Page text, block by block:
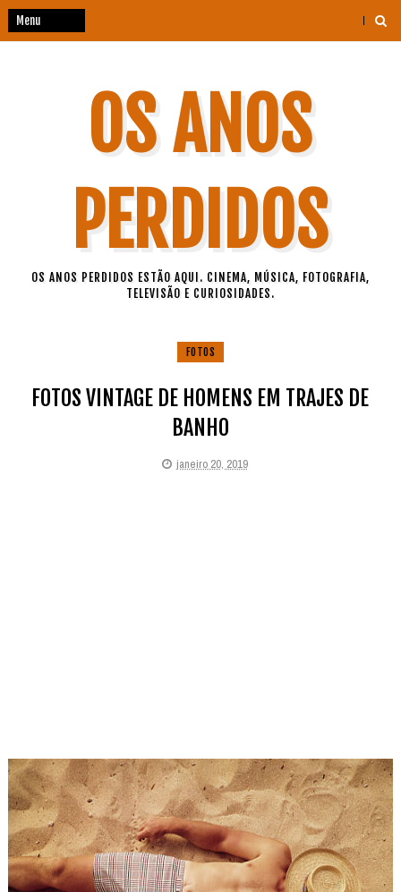
OS ANOS
PERDIDOS
OS ANOS PERDIDOS ESTÃO AQUI. CINEMA, MÚSICA, FOTOGRAFIA,
TELEVISÃO E CURIOSIDADES.
FOTOS
FOTOS VINTAGE DE HOMENS EM TRAJES DE
BANHO
janeiro 20, 2019